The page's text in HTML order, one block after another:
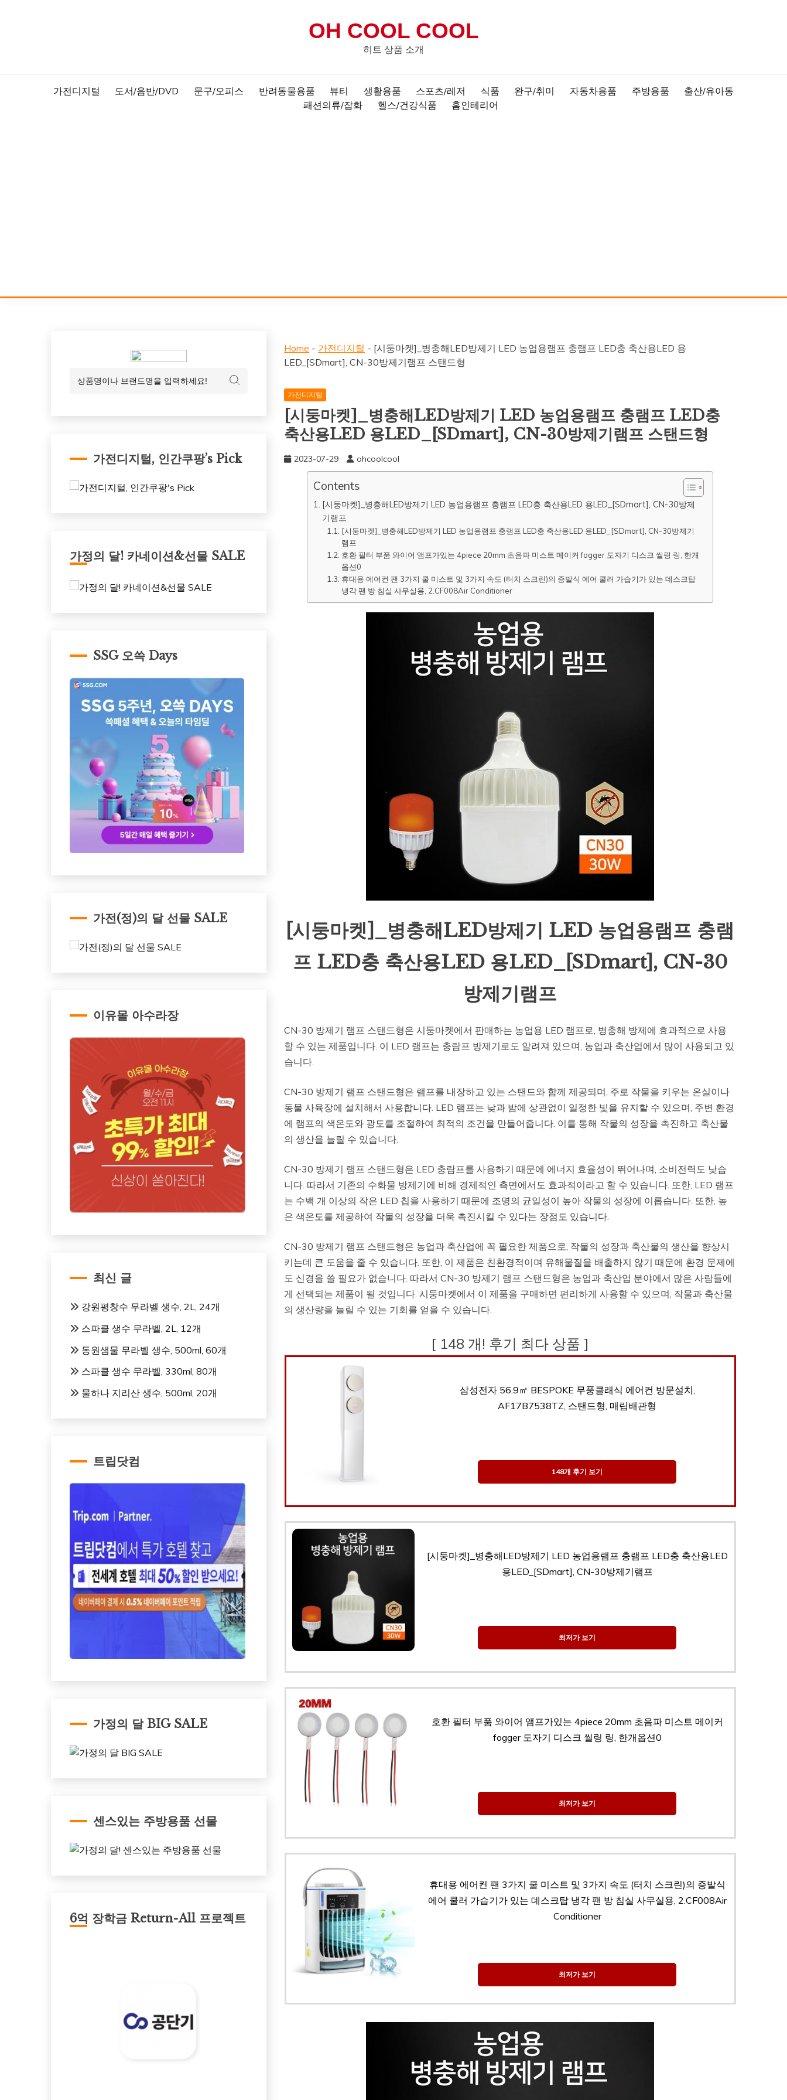
OH COOL COOL
히트 상품 소개
가전디지털 도서/음반/DVD 문구/오피스 반려동물용품 뷰티 생활용품 스포츠/레저 식품 완구/취미 자동차용품 주방용품
출산/유아동
패션의류/잡화
헬스/건강식품 홈인테리어
Home - 가전디지털 - [시둥마켓]_병충해LED방제기 LED 농업용램프 충램프 LED충 축산용LED 용
LED_[SDmart], CN-30방제기램프 스탠드형
가전디지털
[시둥마켓]_병충해LED방제기 LED 농업용램프 충램프 LED충
축산용LED 용LED_[SDmart], CN-30방제기램프 스탠드형
2023-07-29 ohcoolcool
Contents
[시둥마켓]_병충해LED방제기 LED 농업용램프 충램프 LED충 축산용LED 용LED_[SDmart], CN-30방제
기램프
[시둥마켓]_병충해LED방제기 LED 농업용램프 충램프 LED충 축산용LED 용LED_[SDmart], CN-30방제기
램프
호환 필터 부품 와이어 앰프가있는 4piece 20mm 초음파 미스트 메이커 fogger 도자기 디스크 씰링 링, 한개
옵션0
휴대용 에어컨 팬 3가지 쿨 미스트 및 3가지 속도 (터치 스크린)의 증발식 에어 쿨러 가습기가 있는 데스크탑
냉각 팬 방 침실 사무실용, 2.CF008Air Conditioner
[시둥마켓]_병충해LED방제기 LED 농업용램프 충램
프 LED충 축산용LED 용LED_[SDmart], CN-30
방제기램프
CN-30 방제기 램프 스탠드형은 시둥마켓에서 판매하는 농업용 LED 램프로, 병충해 방제에 효과적으로 사용
할 수 있는 제품입니다. 이 LED 램프는 충람프 방제기로도 알려져 있으며, 농업과 축산업에서 많이 사용되고 있
습니다.
CN-30 방제기 램프 스탠드형은 램프를 내장하고 있는 스탠드와 함께 제공되며, 주로 작물을 키우는 온실이나
동물 사육장에 설치해서 사용합니다. LED 램프는 낮과 밤에 상관없이 일정한 빛을 유지할 수 있으며, 주변 환경
에 램프의 색온도와 광도를 조절하여 최적의 조건을 만들어줍니다. 이를 통해 작물의 성장을 촉진하고 축산물
의 생산을 늘릴 수 있습니다.
CN-30 방제기 램프 스탠드형은 LED 충람프를 사용하기 때문에 에너지 효율성이 뛰어나며, 소비전력도 낮습
니다. 따라서 기존의 수화물 방제기에 비해 경제적인 측면에서도 효과적이라고 할 수 있습니다. 또한, LED 램프
는 수백 개 이상의 작은 LED 칩을 사용하기 때문에 조명의 균일성이 높아 작물의 성장에 이롭습니다. 또한, 높
은 색온도를 제공하여 작물의 성장을 더욱 촉진시킬 수 있다는 장점도 있습니다.
CN-30 방제기 램프 스탠드형은 농업과 축산업에 꼭 필요한 제품으로, 작물의 성장과 축산물의 생산을 향상시
키는데 큰 도움을 줄 수 있습니다. 또한, 이 제품은 친환경적이며 유해물질을 배출하지 않기 때문에 환경 문제에
도 신경을 쓸 필요가 없습니다. 따라서 CN-30 방제기 램프 스탠드형은 농업과 축산업 분야에서 많은 사람들에
게 선택되는 제품이 될 것입니다. 시둥마켓에서 이 제품을 구매하면 편리하게 사용할 수 있으며, 작물과 축산물
의 생산량을 늘릴 수 있는 기회를 얻을 수 있습니다.
[ 148 개! 후기 최다 상품 ]
삼성전자 56.9㎡ BESPOKE 무풍클래식 에어컨 방문설치,
AF17B7538TZ, 스탠드형, 매립배관형
148개 후기 보기
[시둥마켓]_병충해LED방제기 LED 농업용램프 충램프 LED충 축산용LED
용LED_[SDmart], CN-30방제기램프
최저가 보기
호환 필터 부품 와이어 앰프가있는 4piece 20mm 초음파 미스트 메이커
fogger 도자기 디스크 씰링 링, 한개옵션0
최저가 보기
휴대용 에어컨 팬 3가지 쿨 미스트 및 3가지 속도 (터치 스크린)의 증발식
에어 쿨러 가습기가 있는 데스크탑 냉각 팬 방 침실 사무실용, 2.CF008Air
Conditioner
최저가 보기
가전디지털, 인간쿠팡’s Pick
가정의 달! 카네이션&선물 SALE
SSG 오쓱 Days
가전(정)의 달 선물 SALE
이유몰 아수라장
최신 글
강원평창수 무라벨 생수, 2L, 24개
스파클 생수 무라벨, 2L, 12개
동원샘물 무라벨 생수, 500ml, 60개
스파클 생수 무라벨, 330ml, 80개
물하나 지리산 생수, 500ml, 20개
트립닷컴
가정의 달 BIG SALE
센스있는 주방용품 선물
6억 장학금 Return-All 프로젝트